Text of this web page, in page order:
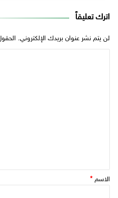
اترك تعليقاً
لن يتم نشر عنوان بريدك الإلكتروني.
الاسم *